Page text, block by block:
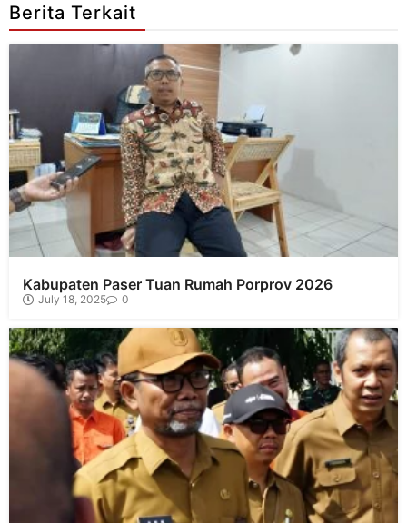
Berita Terkait
Kabupaten Paser Tuan Rumah Porprov 2026
July 18, 2025 0